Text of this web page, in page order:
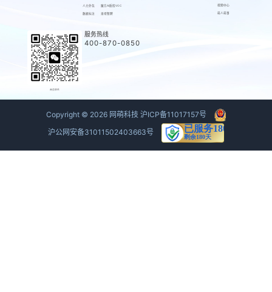
人力外包
数据标注
魔方AI质检VOC
来呗智聘
视频中心
萌人萌事
商务联系
服务热线
400-870-0850
Copyright © 2026 网萌科技 沪ICP备11017157号
沪公网安备31011502403663号